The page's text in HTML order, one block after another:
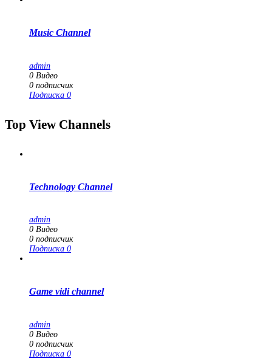
Music Channel
admin
0 Видео
0 подписчик
Подписка 0
Top View Channels
Technology Channel
admin
0 Видео
0 подписчик
Подписка 0
Game vidi channel
admin
0 Видео
0 подписчик
Подписка 0